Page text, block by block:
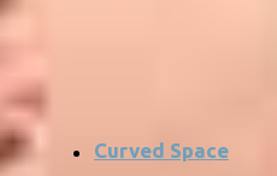
Curved Space